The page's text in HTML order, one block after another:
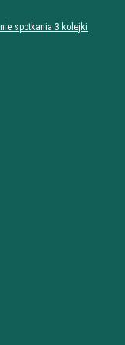
spotkania 3 kolejki